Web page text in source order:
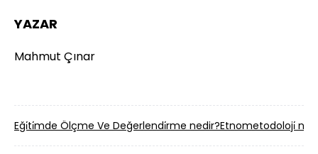
YAZAR
Mahmut Çınar
Eği̇ti̇mde Ölçme Ve Değerlendi̇rme nedir?Etnometodoloji̇